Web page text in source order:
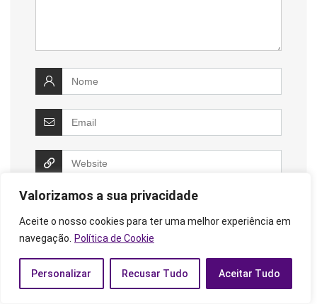
Valorizamos a sua privacidade
Aceite o nosso cookies para ter uma melhor experiência em
navegação.
Política de Cookie
Personalizar Recusar Tudo Aceitar Tudo
Salvar meus dados neste navegador para a